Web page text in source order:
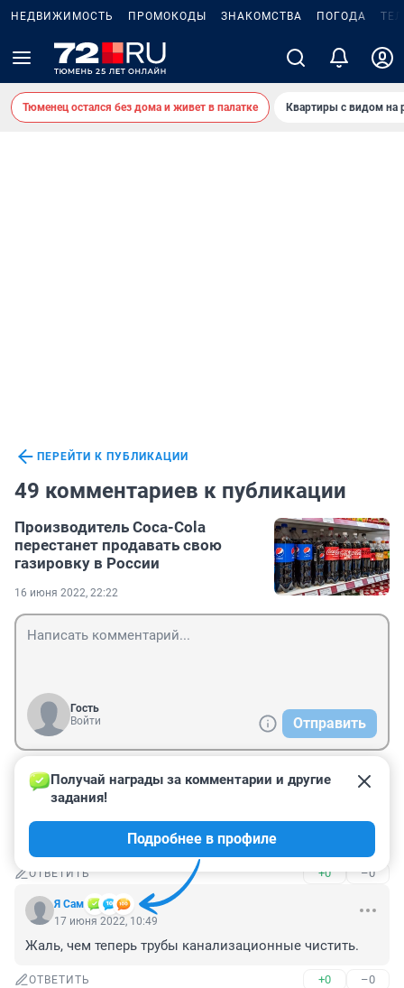
НЕДВИЖИМОСТЬ ПРОМОКОДЫ ЗНАКОМСТВА ПОГОДА
Тюменец остался без дома и живет в палатке Квартиры с видом на
ПЕРЕЙТИ К ПУБЛИКАЦИИ
49 комментариев к публикации
Производитель Coca-Cola
перестанет продавать свою
газировку в России
16 июня 2022, 22:22
Гость
Войти
Отправить
Гость
17 июня 2022, 11:32
жаль только не уйдут, а просто переименуются, как и
ОТВЕТИТЬ +0 –0
Я Сам
Получай награды за комментарии и другие
задания!
Подробнее в профиле
17 июня 2022, 10:49
Жаль, чем теперь трубы канализационные чистить.
ОТВЕТИТЬ +0 –0